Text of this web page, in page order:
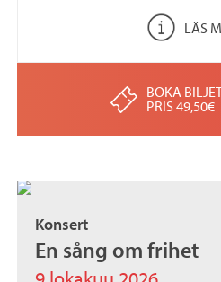
LÄS
BOKA
PRIS 49,50€
Konsert
En sång om frihet